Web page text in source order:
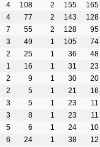
4 108 2 155 165
4 77 2 143 128
7 55 2 128 95
3 49 1 105 74
2 25 1 36 48
1 16 1 31 23
2 9 1 30 20
2 5 1 21 16
3 5 1 23 11
3 8 1 23 11
5 6 1 24 10
6 24 1 38 12